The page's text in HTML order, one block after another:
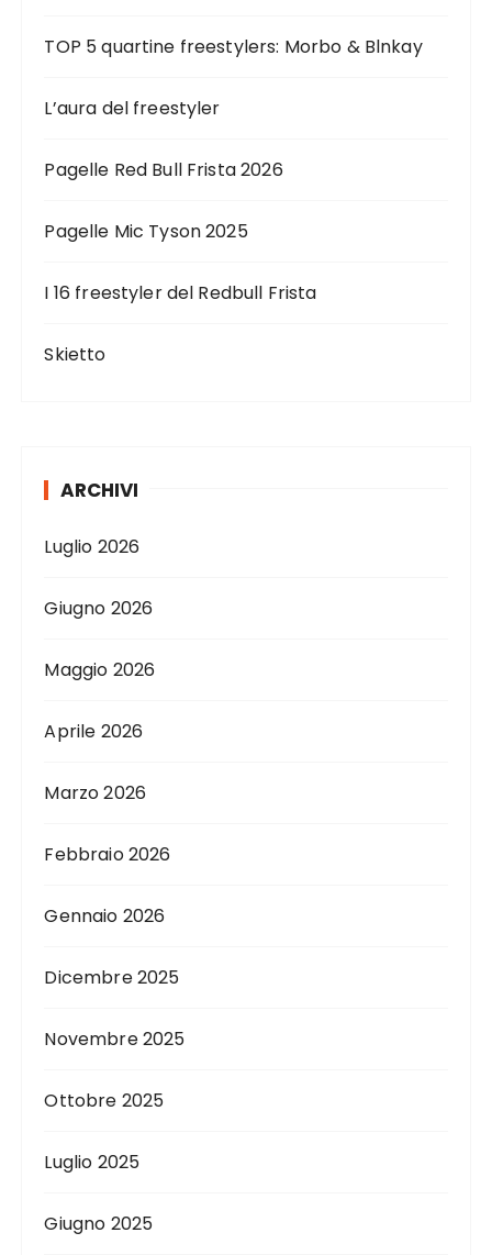
TOP 5 quartine freestylers: Morbo & Blnkay
L’aura del freestyler
Pagelle Red Bull Frista 2026
Pagelle Mic Tyson 2025
I 16 freestyler del Redbull Frista
Skietto
ARCHIVI
Luglio 2026
Giugno 2026
Maggio 2026
Aprile 2026
Marzo 2026
Febbraio 2026
Gennaio 2026
Dicembre 2025
Novembre 2025
Ottobre 2025
Luglio 2025
Giugno 2025